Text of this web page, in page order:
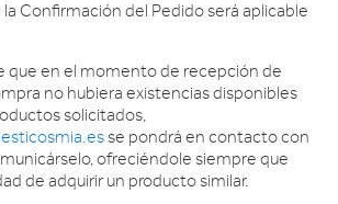
Confirmación del Pedido será aplicable
que en el momento de recepción de
no hubiera existencias disponibles
solicitados,
se pondrá en contacto con
ofreciéndole siempre que
de adquirir un producto similar.